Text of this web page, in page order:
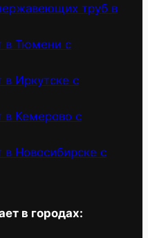
труб в
в Тюмени с
в Иркутске с
в Кемерово с
в Новосибирске с
в городах: